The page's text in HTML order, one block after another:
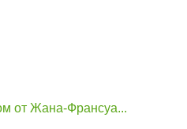
от Жана-Франсуа...